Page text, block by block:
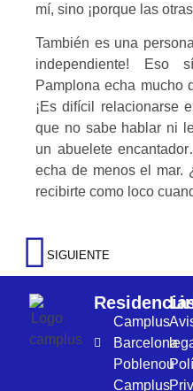
mí, sino ¡porque las
También es una
independiente!
Pamplona echa mucho
¡Es difícil relacionarse
que no sabe hablar ni
un abuelete
echa de menos el mar.
recibirte como loco
SIGUIENTE
Camplus
Barcelona
Poblenou
Camplus